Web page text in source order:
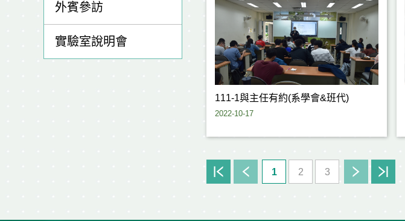
外賓參訪
實驗室說明會
111-1與主任有約(系學會&班代)
2022-10-17
1 2 3